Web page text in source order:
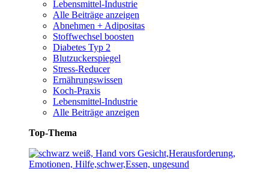
Lebensmittel-Industrie
Alle Beiträge anzeigen
Abnehmen + Adipositas
Stoffwechsel boosten
Diabetes Typ 2
Blutzuckerspiegel
Stress-Reducer
Ernährungswissen
Koch-Praxis
Lebensmittel-Industrie
Alle Beiträge anzeigen
Top-Thema